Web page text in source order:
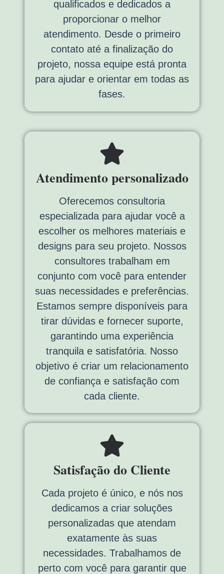
qualificados e dedicados a
proporcionar o melhor
atendimento. Desde o primeiro
contato até a finalização do
projeto, nossa equipe está pronta
para ajudar e orientar em todas as
fases.
Atendimento personalizado
Oferecemos consultoria
especializada para ajudar você a
escolher os melhores materiais e
designs para seu projeto. Nossos
consultores trabalham em
conjunto com você para entender
suas necessidades e preferências.
Estamos sempre disponíveis para
tirar dúvidas e fornecer suporte,
garantindo uma experiência
tranquila e satisfatória. Nosso
objetivo é criar um relacionamento
de confiança e satisfação com
cada cliente.
Satisfação do Cliente
Cada projeto é único, e nós nos
dedicamos a criar soluções
personalizadas que atendam
exatamente às suas
necessidades. Trabalhamos de
perto com você para garantir que